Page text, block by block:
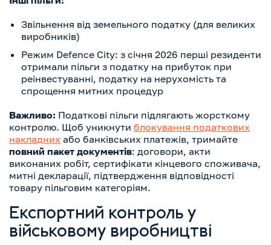
Звільнення від земельного податку (для великих
виробників)
Режим Defence City: з січня 2026 перші резиденти
отримали пільги з податку на прибуток при
реінвестуванні, податку на нерухомість та
спрощення митних процедур
Важливо: Податкові пільги підлягають жорсткому
контролю. Щоб уникнути блокування податкових
накладних або банківських платежів, тримайте
повний пакет документів: договори, акти
виконаних робіт, сертифікати кінцевого споживача,
митні декларації, підтвердження відповідності
товару пільговим категоріям.
Експортний контроль у
військовому виробництві